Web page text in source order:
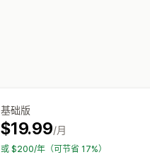
基础版
$19.99/月
或 $200/年（可节省 17%）